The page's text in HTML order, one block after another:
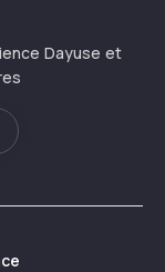
Dayuse et